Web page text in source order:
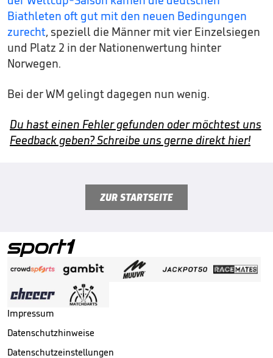
Biathleten oft gut mit den neuen Bedingungen
zurecht, speziell die Männer mit vier Einzelsiegen
und Platz 2 in der Nationenwertung hinter
Norwegen.
Bei der WM gelingt dagegen nun wenig.
Du hast einen Fehler gefunden oder möchtest uns
Feedback geben? Schreibe uns gerne direkt hier!
ZUR STARTSEITE
Impressum
Datenschutzhinweise
Datenschutzeinstellungen